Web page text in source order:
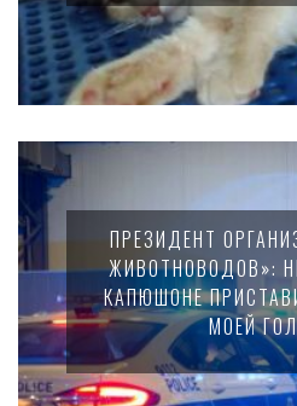
ПРЕЗИДЕНТ
ЖИВОТНОВОДОВ»:
КАПЮШОНЕ
МОЕЙ